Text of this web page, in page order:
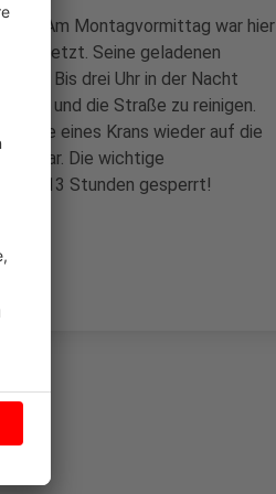
Am Montagvormittag war hier
verletzt. Seine geladenen
Bis drei Uhr in der Nacht
und die Straße zu reinigen.
Hilfe eines Krans wieder auf die
war. Die wichtige
rund 13 Stunden gesperrt!